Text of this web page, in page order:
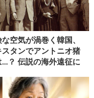
空気が渦巻く韓国、
スタンでアントニオ猪
...？ 伝説の海外遠征に